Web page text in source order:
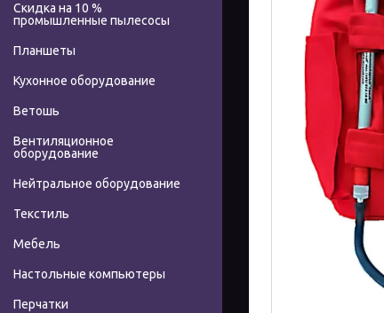
Скидка на 10 %
промышленные пылесосы
Планшеты
Кухонное оборудование
Ветошь
Вентиляционное
оборудование
Нейтральное оборудование
Текстиль
Мебель
Настольные компьютеры
Перчатки